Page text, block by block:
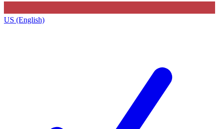
US (English)